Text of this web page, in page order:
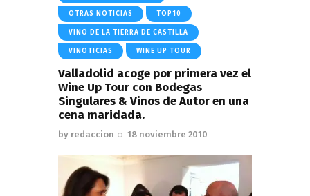
OTRAS NOTICIAS TOP10
VINO DE LA TIERRA DE CASTILLA
VINOTICIAS WINE UP TOUR
Valladolid acoge por primera vez el
Wine Up Tour con Bodegas
Singulares & Vinos de Autor en una
cena maridada.
by redaccion 18 noviembre 2010